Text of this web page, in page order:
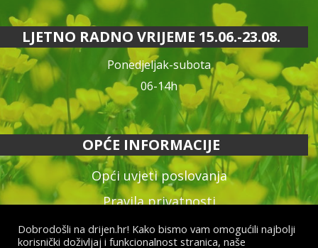
LJETNO RADNO VRIJEME 15.06.-23.08.
Ponedjeljak-subota
06-14h
OPĆE INFORMACIJE
Opći uvjeti poslovanja
Pravila privatnosti
Reklamacija proizvoda
Dobrodošli na drijen.hr! Kako bismo vam omogućili najbolji
korisnički doživljaj i funkcionalnost stranica, naše